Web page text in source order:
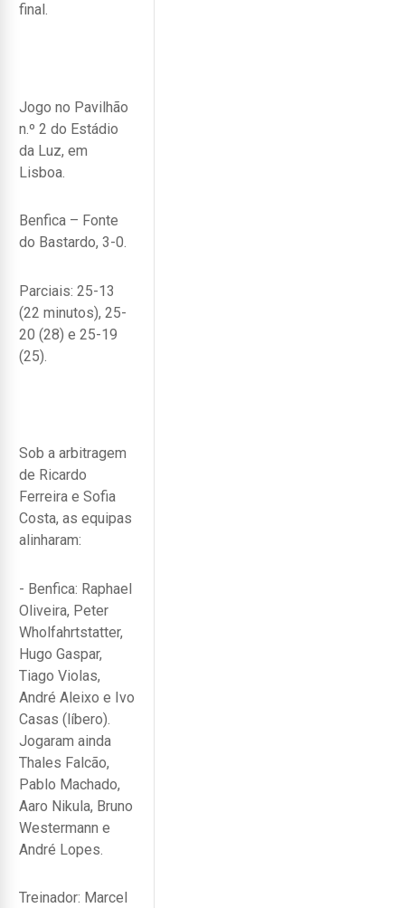
final.
Jogo no Pavilhão
n.º 2 do Estádio
da Luz, em
Lisboa.
Benfica – Fonte
do Bastardo, 3-0.
Parciais: 25-13
(22 minutos), 25-
20 (28) e 25-19
(25).
Sob a arbitragem
de Ricardo
Ferreira e Sofia
Costa, as equipas
alinharam:
- Benfica: Raphael
Oliveira, Peter
Wholfahrtstatter,
Hugo Gaspar,
Tiago Violas,
André Aleixo e Ivo
Casas (líbero).
Jogaram ainda
Thales Falcão,
Pablo Machado,
Aaro Nikula, Bruno
Westermann e
André Lopes.
Treinador: Marcel